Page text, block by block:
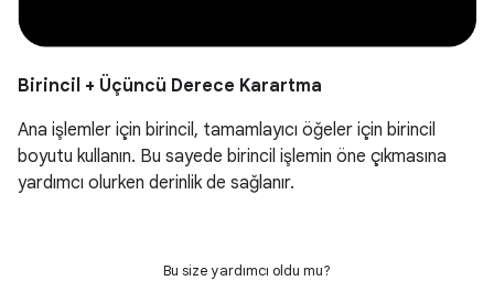
Birincil + Üçüncü Derece Karartma
Ana işlemler için birincil, tamamlayıcı öğeler için birincil
boyutu kullanın. Bu sayede birincil işlemin öne çıkmasına
yardımcı olurken derinlik de sağlanır.
Bu size yardımcı oldu mu?